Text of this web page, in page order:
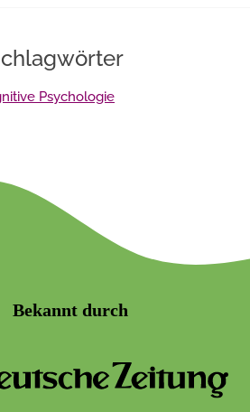
Psychologie
Bekannt durch